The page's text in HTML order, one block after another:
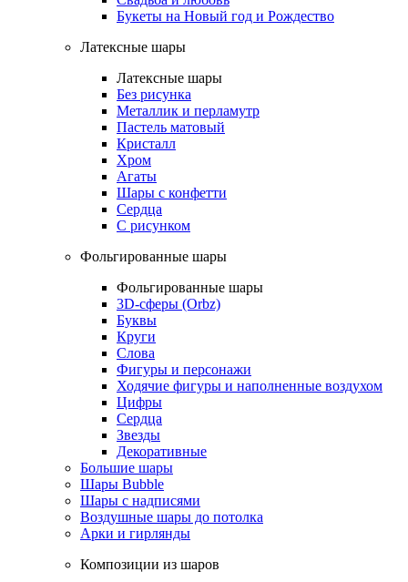
Букеты на Новый год и Рождество
Латексные шары
Латексные шары
Без рисунка
Металлик и перламутр
Пастель матовый
Кристалл
Хром
Агаты
Шары с конфетти
Сердца
С рисунком
Фольгированные шары
Фольгированные шары
3D-сферы (Orbz)
Буквы
Круги
Слова
Фигуры и персонажи
Ходячие фигуры и наполненные воздухом
Цифры
Сердца
Звезды
Декоративные
Большие шары
Шары Bubble
Шары с надписями
Воздушные шары до потолка
Арки и гирлянды
Композиции из шаров